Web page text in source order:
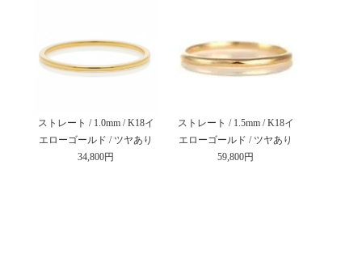
ストレート / 1.0mm / K18イ
エローゴールド / ツヤあり
34,800円
ストレート / 1.5mm / K18イ
エローゴールド / ツヤあり
59,800円